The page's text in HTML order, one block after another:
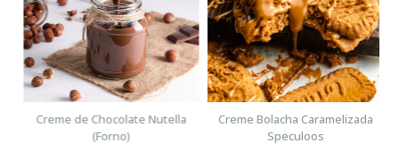
Creme de Chocolate Nutella
(Forno)
Creme Bolacha Caramelizada
Speculoos